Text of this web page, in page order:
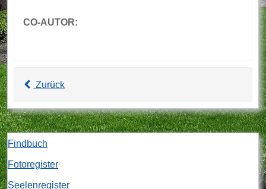
CO-AUTOR:
Zurück
Findbuch
Fotoregister
Seelenregister